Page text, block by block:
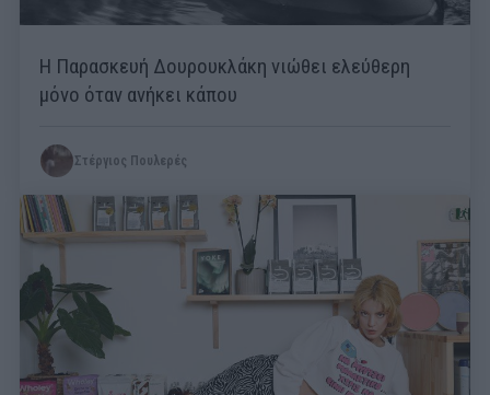
Η Παρασκευή Δουρουκλάκη νιώθει ελεύθερη
μόνο όταν ανήκει κάπου
Στέργιος Πουλερές